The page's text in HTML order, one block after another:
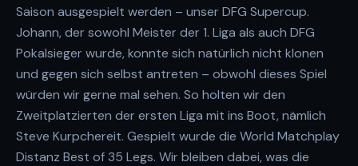
Saison ausgespielt werden – unser DFG Supercup.
Johann, der sowohl Meister der 1. Liga als auch DFG
Pokalsieger wurde, konnte sich natürlich nicht klonen
und gegen sich selbst antreten – obwohl dieses Spiel
würden wir gerne mal sehen. So holten wir den
Zweitplatzierten der ersten Liga mit ins Boot, nämlich
Steve Kurpchereit. Gespielt wurde die World Matchplay
Distanz Best of 35 Legs. Wir bleiben dabei, was die